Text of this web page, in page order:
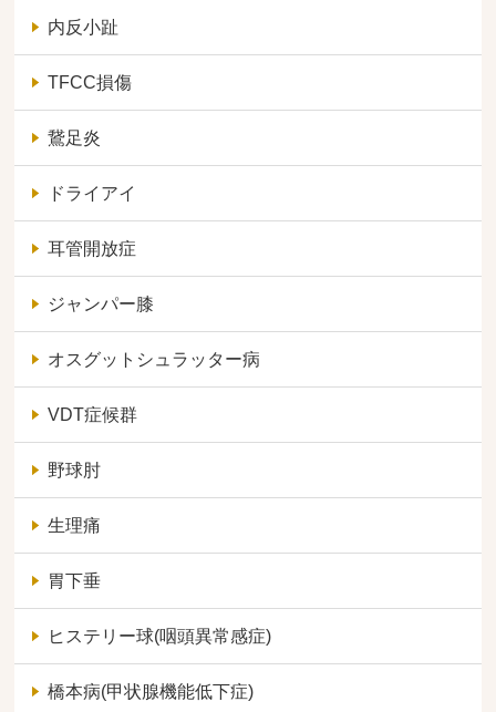
内反小趾
TFCC損傷
鵞足炎
ドライアイ
耳管開放症
ジャンパー膝
オスグットシュラッター病
VDT症候群
野球肘
生理痛
胃下垂
ヒステリー球(咽頭異常感症)
橋本病(甲状腺機能低下症)